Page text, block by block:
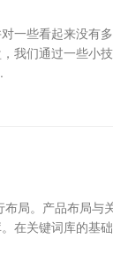
一些看起来没有
我们通过一些小
局。产品布局与
在关键词库的基